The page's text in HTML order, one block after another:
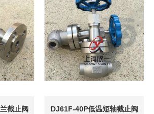
截止阀 DJ61F-40P低温短轴截止阀